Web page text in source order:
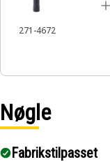
271-4672
Nøgle
Fabrikstilpasset